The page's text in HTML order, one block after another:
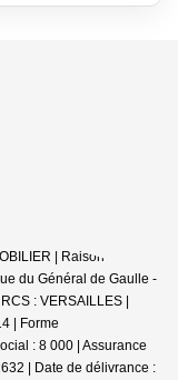
| Raison
du Général de Gaulle -
: VERSAILLES |
| Forme
: 8 000 | Assurance
| Date de délivrance :